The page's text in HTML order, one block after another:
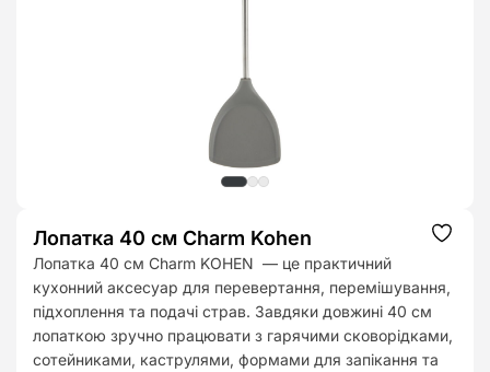
Лопатка 40 см Charm Kohen
Лопатка 40 см Charm KOHEN — це практичний
кухонний аксесуар для перевертання, перемішування,
підхоплення та подачі страв. Завдяки довжині 40 см
лопаткою зручно працювати з гарячими сковорідками,
сотейниками, каструлями, формами для запікання та